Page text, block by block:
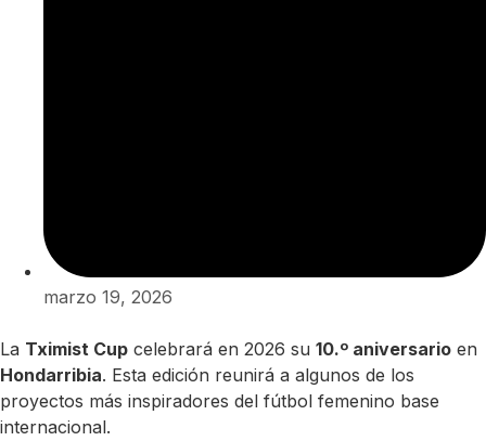
marzo 19, 2026
La Tximist Cup celebrará en 2026 su 10.º aniversario en
Hondarribia. Esta edición reunirá a algunos de los
proyectos más inspiradores del fútbol femenino base
internacional.